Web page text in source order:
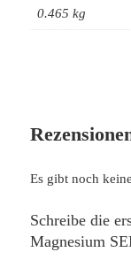
0.465 kg
Es gibt noch
Schreibe die
Magnesium